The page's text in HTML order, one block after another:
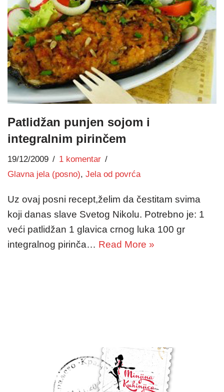
Patlidžan punjen sojom i
integralnim pirinčem
19/12/2009
1 komentar
Glavna jela (posno), Jela od povrća
Uz ovaj posni recept,želim da čestitam svima
koji danas slave Svetog Nikolu. Potrebno je: 1
veći patlidžan 1 glavica crnog luka 100 gr
integralnog pirinča… Read More »